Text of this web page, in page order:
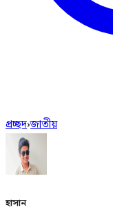
প্রচ্ছদ›জাতীয়
হাসান